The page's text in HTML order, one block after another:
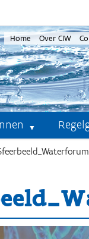
Home Over CIW